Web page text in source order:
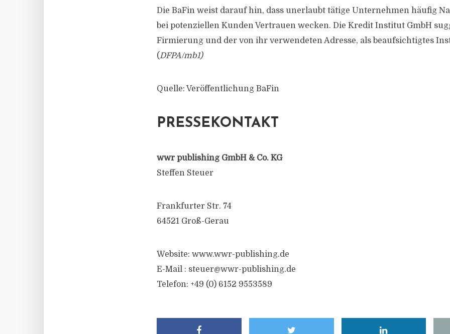
Die BaFin weist darauf hin, dass unerlaubt tätige Unternehmen häufig
bei potenziellen Kunden Vertrauen wecken. Die Kredit Institut GmbH
Firmierung und der von ihr verwendeten Adresse, als beaufsichtigtes
(DFPA/mb1)
Quelle: Veröffentlichung BaFin
PRESSEKONTAKT
wwr publishing GmbH & Co. KG
Steffen Steuer
Frankfurter Str. 74
64521 Groß-Gerau
Website: www.wwr-publishing.de
E-Mail : steuer@wwr-publishing.de
Telefon: +49 (0) 6152 9553589